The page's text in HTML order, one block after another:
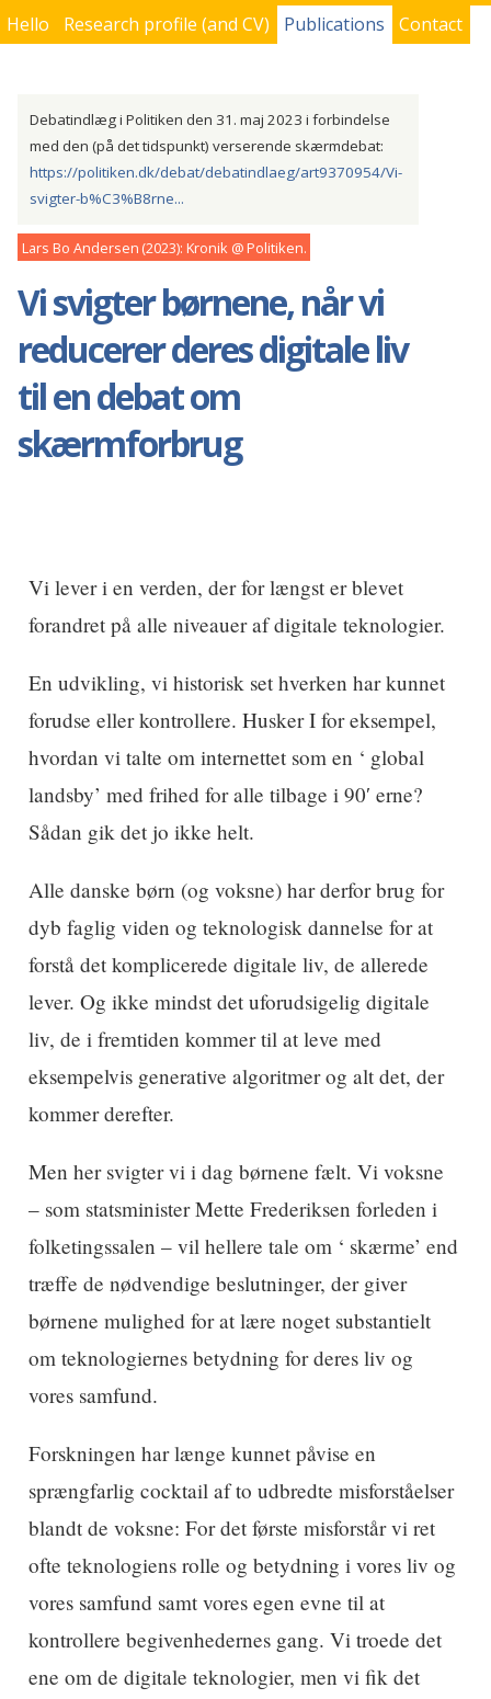
Hello Research profile (and CV) Publications Contact
Debatindlæg i Politiken den 31. maj 2023 i forbindelse
med den (på det tidspunkt) verserende skærmdebat:
https://politiken.dk/debat/debatindlaeg/art9370954/Vi-
svigter-b%C3%B8rne...
Lars Bo Andersen 2023 Kronik Politiken
Vi svigter børnene, når vi
reducerer deres digitale liv
til en debat om
skærmforbrug
Vi lever i en verden, der for længst er blevet
forandret på alle niveauer af digitale teknologier.
En udvikling, vi historisk set hverken har kunnet
forudse eller kontrollere. Husker I for eksempel,
hvordan vi talte om internettet som en ‘ global
landsby’ med frihed for alle tilbage i 90′ erne?
Sådan gik det jo ikke helt.
Alle danske børn (og voksne) har derfor brug for
dyb faglig viden og teknologisk dannelse for at
forstå det komplicerede digitale liv, de allerede
lever. Og ikke mindst det uforudsigelig digitale
liv, de i fremtiden kommer til at leve med
eksempelvis generative algoritmer og alt det, der
kommer derefter.
Men her svigter vi i dag børnene fælt. Vi voksne
– som statsminister Mette Frederiksen forleden i
folketingssalen – vil hellere tale om ‘ skærme’ end
træffe de nødvendige beslutninger, der giver
børnene mulighed for at lære noget substantielt
om teknologiernes betydning for deres liv og
vores samfund.
Forskningen har længe kunnet påvise en
sprængfarlig cocktail af to udbredte misforståelser
blandt de voksne: For det første misforstår vi ret
ofte teknologiens rolle og betydning i vores liv og
vores samfund samt vores egen evne til at
kontrollere begivenhedernes gang. Vi troede det
ene om de digitale teknologier, men vi fik det